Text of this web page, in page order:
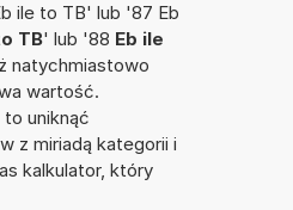
ile to TB' lub '87 Eb
TB' lub '88 Eb ile
natychmiastowo
wartość.
uniknąć
z miriadą kategorii i
kalkulator, który